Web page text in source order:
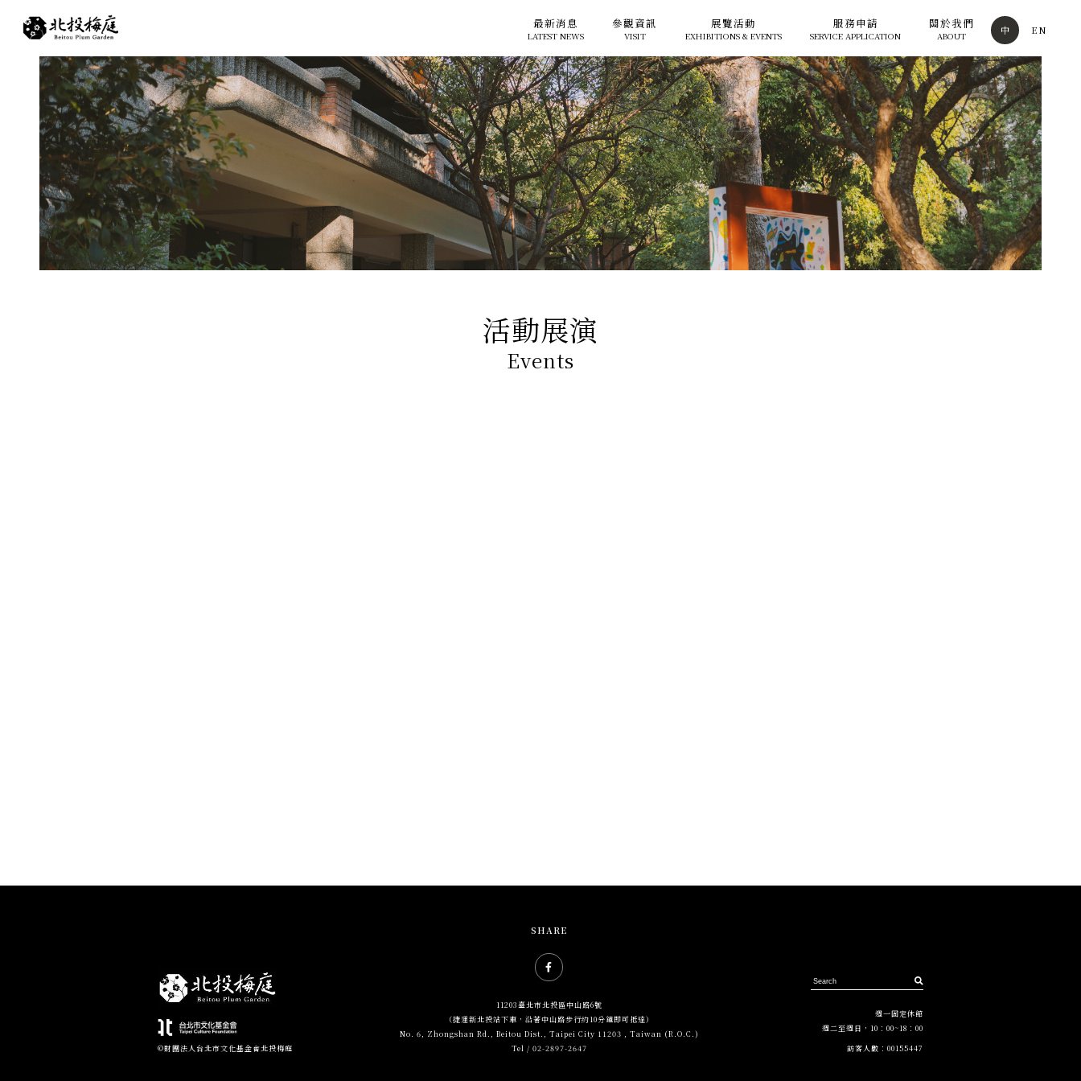
最新消息
LATEST NEWS
參觀資訊
VISIT
展覽活動
EXHIBITIONS & EVENTS
服務申請
SERVICE APPLICATION
關於我們
ABOUT 中 EN
活動展演
Events
©財團法人台北市文化基金會北投梅庭
SHARE
Facebook社群網站icon
11203臺北市北投區中山路6號
（捷運新北投站下車，沿著中山路步行約10分鐘即可抵達）
No. 6, Zhongshan Rd., Beitou Dist., Taipei City 11203 , Taiwan (R.O.C.)
Tel / 02-2897-2647
週一固定休館
週二至週日，10：00~18：00
訪客人數： 00155447